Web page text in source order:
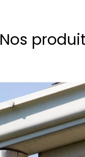
Nos